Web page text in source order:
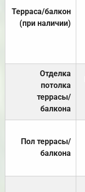
Терраса/балкон
(при наличии)
Отделка
потолка
террасы/
балкона
Пол террасы/
балкона